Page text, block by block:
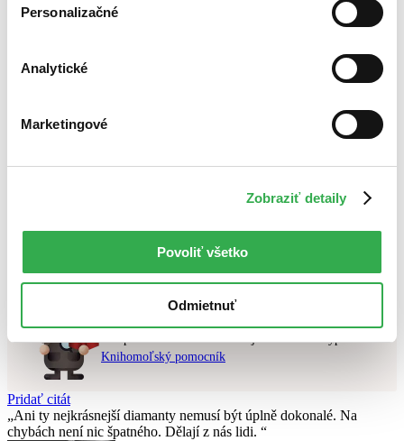
Personalizačné
Analytické
Marketingové
Zobraziť detaily
Povoliť všetko
Odmietnuť
Bestsellery
Top hodnotené
Najlacnejšie
Skúste prosím zmeniť vyhľadávaný výraz.
Knihomoľský pomocník
Pridať citát
Ani ty nejkrásnejší diamanty nemusí být úplně dokonalé. Na
chybách není nic špatného. Dělají z nás lidi.